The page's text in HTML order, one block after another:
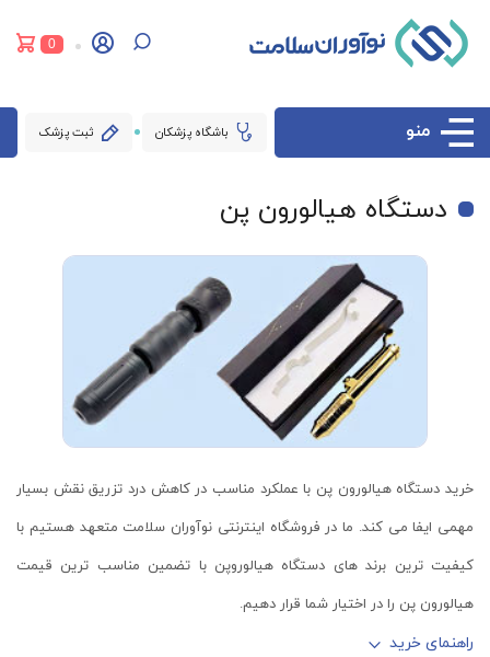
0
منو باشگاه پزشکان ثبت پزشک
دستگاه هیالورون پن
خرید دستگاه هیالورون پن با عملکرد مناسب در کاهش درد تزریق نقش بسیار
مهمی ایفا می کند. ما در فروشگاه اینترنتی نوآوران سلامت متعهد هستیم با
کیفیت ترین برند های دستگاه هیالوروپن با تضمین مناسب ترین قیمت
هیالورون پن را در اختیار شما قرار دهیم.
راهنمای خرید